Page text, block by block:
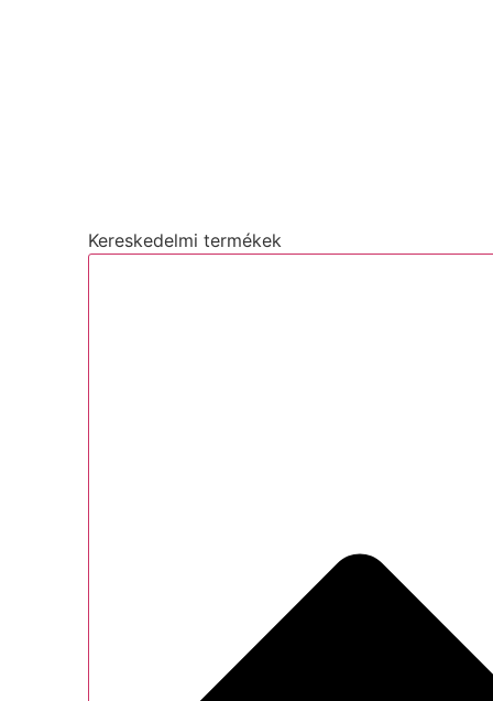
Kereskedelmi termékek